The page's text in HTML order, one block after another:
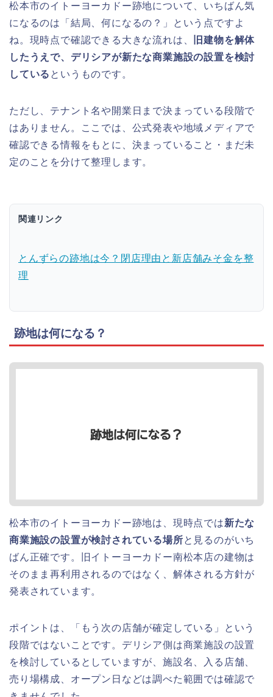
松本市のイトーヨーカドー跡地について、いちばん気
になるのは「結局、何になるの？」という点ですよ
ね。現時点で確認できる大きな流れは、
旧建物を解体
したうえで、デリシアが新たな商業施設の設置を検討
している というものです。
ただし、テナント名や開業日まで決まっている段階で
はありません。ここでは、公式発表や地域メディアで
確認できる情報をもとに、決まっていること・まだ未
定のことを分けて整理します。
関連リンク
とんずらの跡地は今？閉店理由と新店舗みそ金を整
理
跡地は何になる？
松本市のイトーヨーカドー跡地は、現時点では新たな
商業施設の設置が検討されている場所と見るのがいち
ばん正確です。旧イトーヨーカドー南松本店の建物は
そのまま再利用されるのではなく、解体される方針が
発表されています。
ポイントは、「もう次の店舗が確定している」という
段階ではないことです。デリシア側は商業施設の設置
を検討しているとしていますが、施設名、入る店舗、
売り場構成、オープン日などは調べた範囲では確認で